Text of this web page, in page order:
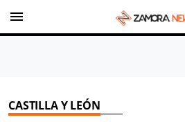
menu
CASTILLA Y LEÓN